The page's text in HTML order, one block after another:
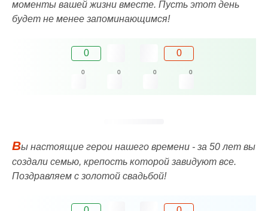
моменты вашей жизни вместе. Пусть этот день
будет не менее запоминающимся!
0 0
0 0 0 0
Вы настоящие герои нашего времени - за 50 лет вы
создали семью, крепость которой завидуют все.
Поздравляем с золотой свадьбой!